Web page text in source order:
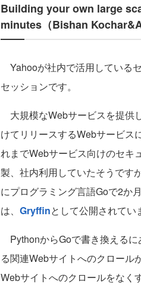
Building your own large
minutes（Bishan
Yahooが社内で活用している
セッションです。
大規模なWebサービスを提供
けてリリースするWebサービス
れまでWebサービス向けのセキ
製、社内利用していたそうです
にプログラミング言語Goで2か
は、 Gryffinとして公開されてい
PythonからGoで書き換える
る関連Webサイトへのクロール
Webサイトへのクロールをなく